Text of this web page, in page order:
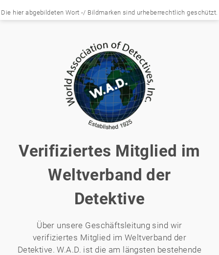
Die hier abgebildeten Wort -/ Bildmarken sind urheberrechtlich geschützt.
Verifiziertes Mitglied im
Weltverband der
Detektive
Über unsere Geschäftsleitung sind wir
verifiziertes Mitglied im Weltverband der
Detektive. W.A.D. ist die am längsten bestehende